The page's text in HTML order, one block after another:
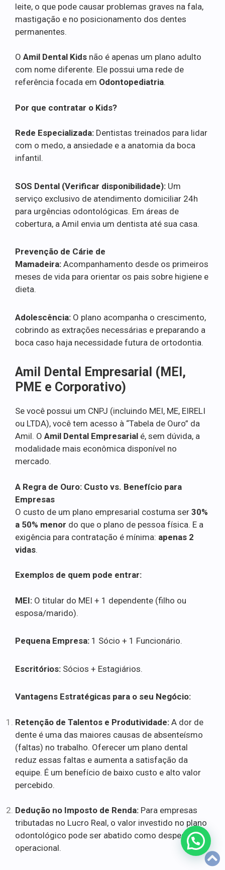
leite, o que pode causar problemas graves na fala,
mastigação e no posicionamento dos dentes
permanentes.
O Amil Dental Kids não é apenas um plano adulto
com nome diferente. Ele possui uma rede de
referência focada em Odontopediatria.
Por que contratar o Kids?
Rede Especializada: Dentistas treinados para lidar
com o medo, a ansiedade e a anatomia da boca
infantil.
SOS Dental (Verificar disponibilidade): Um
serviço exclusivo de atendimento domiciliar 24h
para urgências odontológicas. Em áreas de
cobertura, a Amil envia um dentista até sua casa.
Prevenção de Cárie de
Mamadeira: Acompanhamento desde os primeiros
meses de vida para orientar os pais sobre higiene e
dieta.
Adolescência: O plano acompanha o crescimento,
cobrindo as extrações necessárias e preparando a
boca caso haja necessidade futura de ortodontia.
Amil Dental Empresarial (MEI,
PME e Corporativo)
Se você possui um CNPJ (incluindo MEI, ME, EIRELI
ou LTDA), você tem acesso à “Tabela de Ouro” da
Amil. O Amil Dental Empresarial é, sem dúvida, a
modalidade mais econômica disponível no
mercado.
A Regra de Ouro: Custo vs. Benefício para
Empresas
O custo de um plano empresarial costuma ser 30%
a 50% menor do que o plano de pessoa física. E a
exigência para contratação é mínima: apenas 2
vidas.
Exemplos de quem pode entrar:
MEI: O titular do MEI + 1 dependente (filho ou
esposa/marido).
Pequena Empresa: 1 Sócio + 1 Funcionário.
Escritórios: Sócios + Estagiários.
Vantagens Estratégicas para o seu Negócio:
Retenção de Talentos e Produtividade: A dor de
dente é uma das maiores causas de absenteísmo
(faltas) no trabalho. Oferecer um plano dental
reduz essas faltas e aumenta a satisfação da
equipe. É um benefício de baixo custo e alto valor
percebido.
Dedução no Imposto de Renda: Para empresas
tributadas no Lucro Real, o valor investido no plano
odontológico pode ser abatido como despesa
operacional.